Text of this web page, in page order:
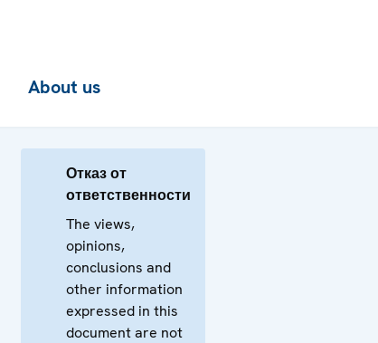
About us
Отказ от
ответственности
The views,
opinions,
conclusions and
other information
expressed in this
document are not